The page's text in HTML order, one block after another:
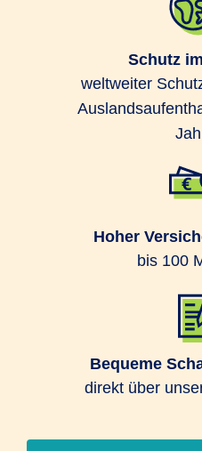
Schutz
weltweiter
Hoher
bis 100
Bequeme
direkt über